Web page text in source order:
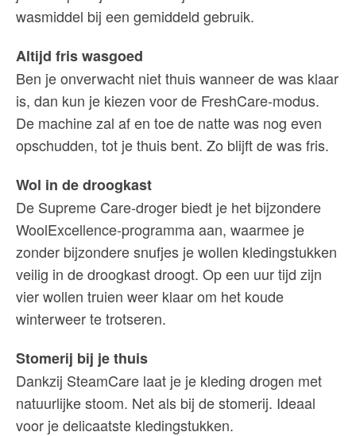
wasmiddel bij een gemiddeld gebruik.
Altijd fris wasgoed
Ben je onverwacht niet thuis wanneer de was klaar
is, dan kun je kiezen voor de FreshCare-modus.
De machine zal af en toe de natte was nog even
opschudden, tot je thuis bent. Zo blijft de was fris.
Wol in de droogkast
De Supreme Care-droger biedt je het bijzondere
WoolExcellence-programma aan, waarmee je
zonder bijzondere snufjes je wollen kledingstukken
veilig in de droogkast droogt. Op een uur tijd zijn
vier wollen truien weer klaar om het koude
winterweer te trotseren.
Stomerij bij je thuis
Dankzij SteamCare laat je je kleding drogen met
natuurlijke stoom. Net als bij de stomerij. Ideaal
voor je delicaatste kledingstukken.